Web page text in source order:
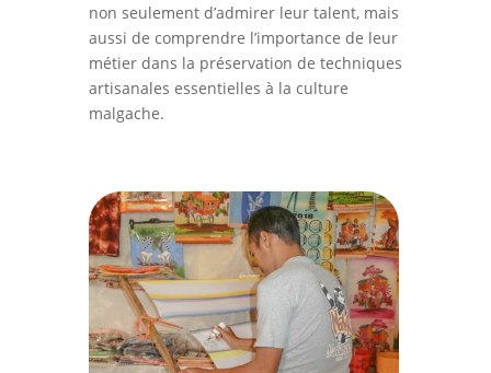
non seulement d’admirer leur talent, mais
aussi de comprendre l’importance de leur
métier dans la préservation de techniques
artisanales essentielles à la culture
malgache.